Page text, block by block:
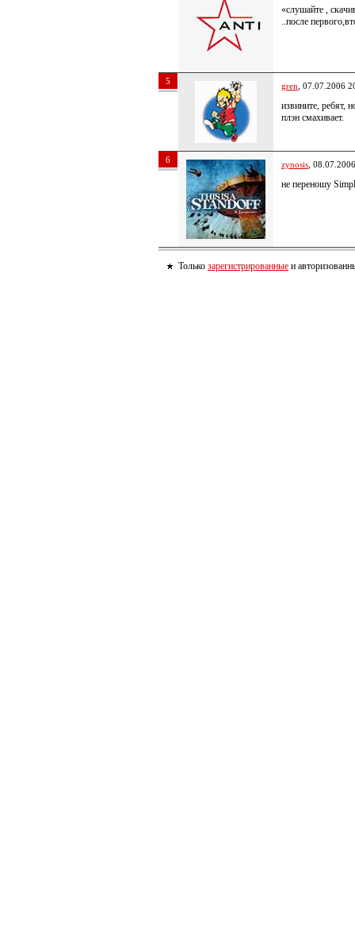
«слушайте ,
..после
5 gren , 07.07.2006
извините, ребят,
плэн смахивает.
6 zynosis ,
не переношу
Только зарегистрированные и